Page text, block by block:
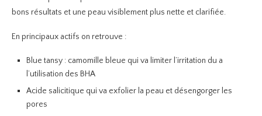
bons résultats et une peau visiblement plus nette et clarifiée.
En principaux actifs on retrouve :
Blue tansy : camomille bleue qui va limiter l’irritation du a
l’utilisation des BHA
Acide salicitique qui va exfolier la peau et désengorger les
pores